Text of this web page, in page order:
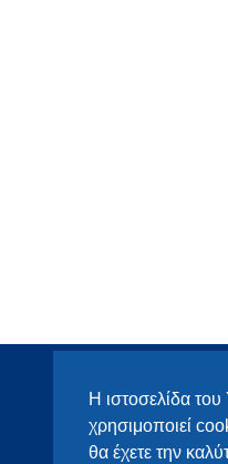
Η ιστοσελίδα
χρησιμοποιεί
θα έχετε την